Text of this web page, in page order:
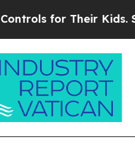
for Their Kids. Should